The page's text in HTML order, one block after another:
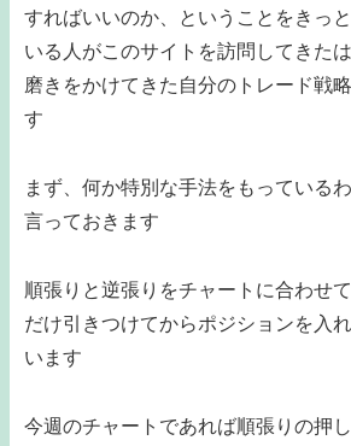
すればいいのか、ということをきっ
いる人がこのサイトを訪問してきた
磨きをかけてきた自分のトレード戦
す
まず、何か特別な手法をもっている
言っておきます
順張りと逆張りをチャートに合わせ
だけ引きつけてからポジションを入
います
今週のチャートであれば順張りの押